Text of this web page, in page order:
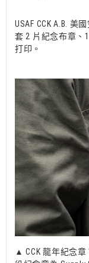
USAF CCK A.B. 美
套 2 片紀念布章、
打印。
▲ CCK 龍年紀念章